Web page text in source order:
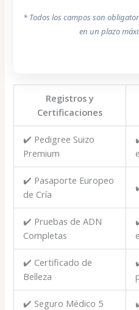
* Todos los campos son
en un plazo
Registros y
Certificaciones
✔️ Pedigree Suizo
Premium
✔️ Pasaporte Europeo
de Cría
✔️ Pruebas de ADN
Completas
✔️ Certificado de
Belleza
✔️ Seguro Médico 5